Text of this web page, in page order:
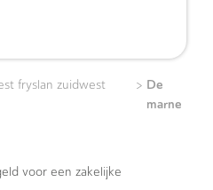
fryslan zuidwest
> De
marne
voor een zakelijke